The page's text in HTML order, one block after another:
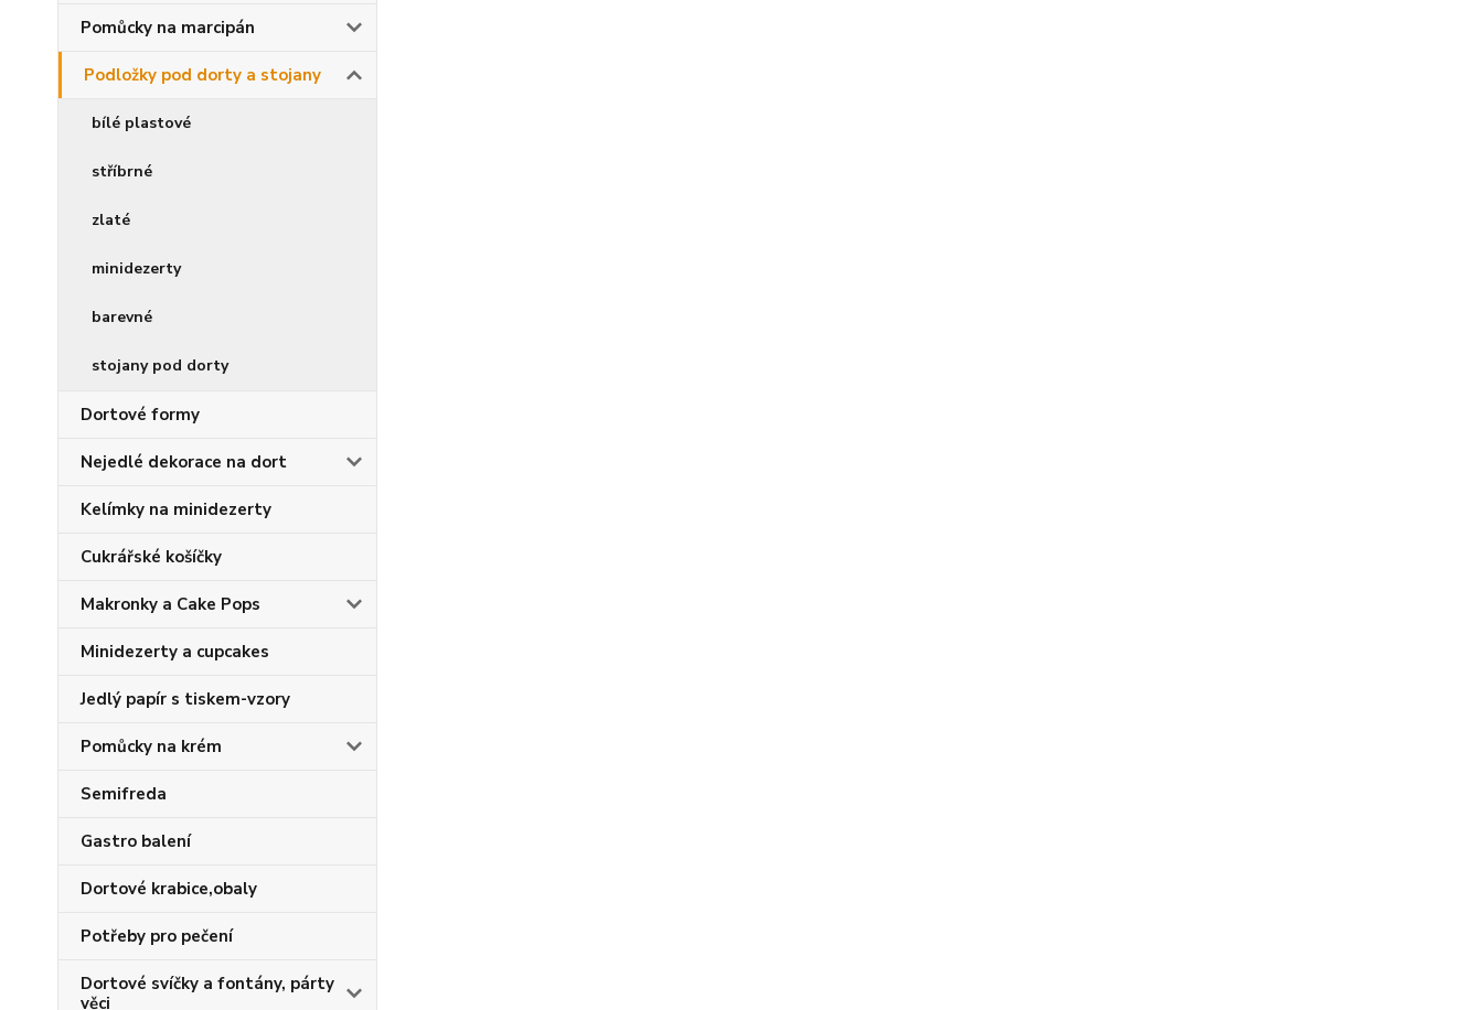
Pomůcky na marcipán
Podložky pod dorty a stojany
bílé plastové
stříbrné
zlaté
minidezerty
barevné
stojany pod dorty
Dortové formy
Nejedlé dekorace na dort
Kelímky na minidezerty
Cukrářské košíčky
Makronky a Cake Pops
Minidezerty a cupcakes
Jedlý papír s tiskem-vzory
Pomůcky na krém
Semifreda
Gastro balení
Dortové krabice,obaly
Potřeby pro pečení
Dortové svíčky a fontány, párty
věci